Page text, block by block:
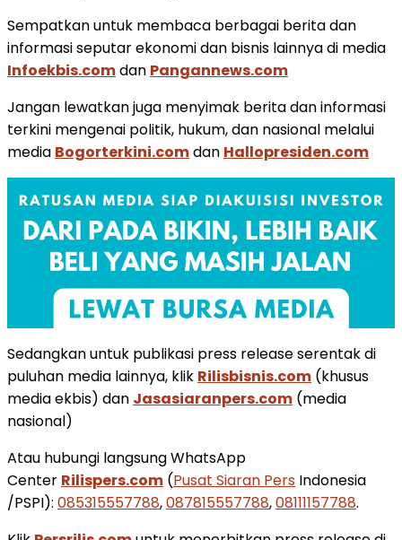
Sempatkan untuk membaca berbagai berita dan
informasi seputar ekonomi dan bisnis lainnya di media
Infoekbis.comdan Pangannews.com
Jangan lewatkan juga menyimak berita dan informasi
terkini mengenai politik, hukum, dan nasional melalui
media Bogorterkini.comdan Hallopresiden.com
Sedangkan untuk publikasi press release serentak di
puluhan media lainnya, klik Rilisbisnis.com (khusus
media ekbis) dan Jasasiaranpers.com (media
nasional)
Atau hubungi langsung WhatsApp
Center Rilispers.com (Pusat Siaran Pers Indonesia
/PSPI): 085315557788,087815557788,08111157788.